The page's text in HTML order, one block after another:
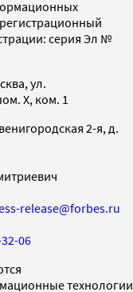
серия Эл №
ул.
X, ком. 1
2-я, д.
release@forbes.ru
06
технологии